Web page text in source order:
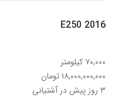
E250 2016
۷۰,۰۰۰ کیلومتر
۱۸,۰۰۰,۰۰۰,۰۰۰ تومان
۳ روز پیش در آشتیانی